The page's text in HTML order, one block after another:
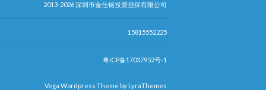
2013-2026 深圳市金仕铭投资担保有限公司
15815552225
粤ICP备17037952号-1
Vega Wordpress Theme by LyraThemes